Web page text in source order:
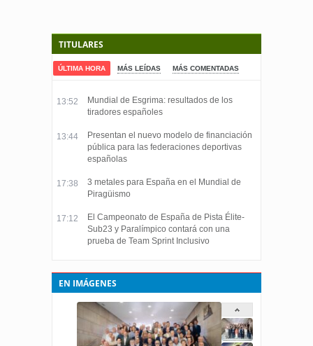
TITULARES
ÚLTIMA HORA MÁS LEÍDAS MÁS COMENTADAS
13:52
Mundial de Esgrima: resultados de los
tiradores españoles
13:44
Presentan el nuevo modelo de financiación
pública para las federaciones deportivas
españolas
17:38
3 metales para España en el Mundial de
Piragüismo
17:12
El Campeonato de España de Pista Élite-
Sub23 y Paralímpico contará con una
prueba de Team Sprint Inclusivo
EN IMÁGENES